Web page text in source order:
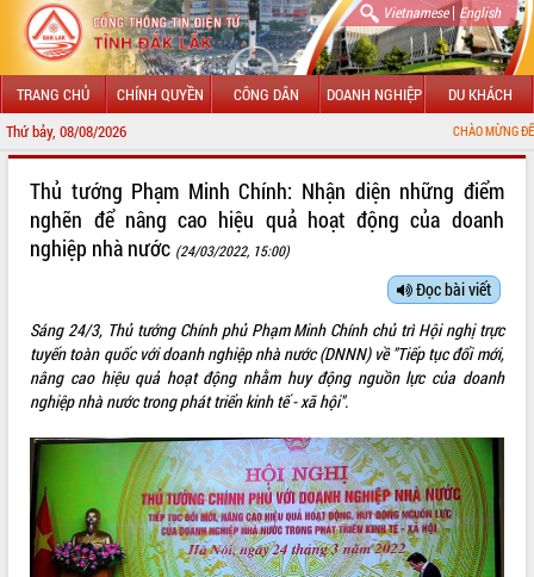
Vietnamese| English
TRANG CHỦ CHÍNH QUYỀN CÔNG DÂN DOANH NGHIỆP DU KHÁCH
Thứ bảy, 08/08/2026 CHÀO MỪNG ĐẾN VỚI
LÃNH ĐẠO UBND TỈNH
SỞ, BAN, NGÀNH
UBND CÁC XÃ, PHƯỜNG
HỆ THỐNG VĂN BẢN
VĂN BẢN HĐND TỈNH
ĐIỂM TIN VĂN BẢN
Thủ tướng Phạm Minh Chính: Nhận diện những điểm
nghẽn để nâng cao hiệu quả hoạt động của doanh
nghiệp nhà nước (24/03/2022, 15:00)
Đọc bài viết
Sáng 24/3, Thủ tướng Chính phủ Phạm Minh Chính chủ trì Hội nghị trực
tuyến toàn quốc với doanh nghiệp nhà nước (DNNN) về "Tiếp tục đổi mới,
nâng cao hiệu quả hoạt động nhằm huy động nguồn lực của doanh
nghiệp nhà nước trong phát triển kinh tế - xã hội".